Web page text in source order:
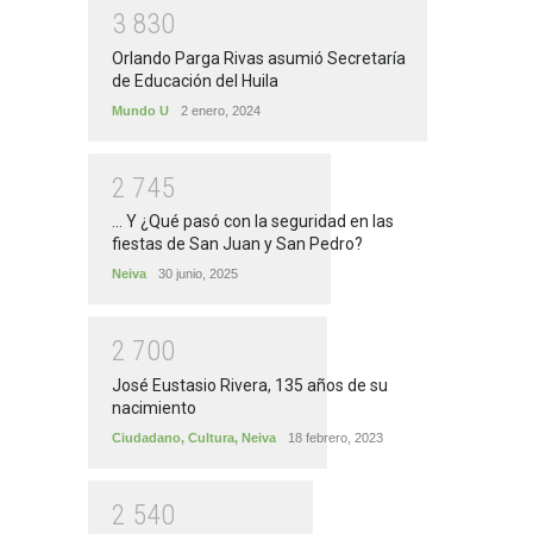
3 830
Orlando Parga Rivas asumió Secretaría
de Educación del Huila
Mundo U 2 enero, 2024
2 745
... Y ¿Qué pasó con la seguridad en las
fiestas de San Juan y San Pedro?
Neiva 30 junio, 2025
2 700
José Eustasio Rivera, 135 años de su
nacimiento
Ciudadano, Cultura, Neiva 18 febrero, 2023
2 540